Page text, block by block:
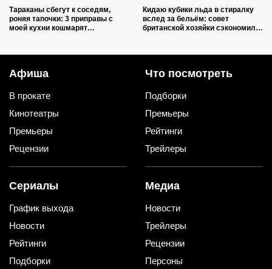
Тараканы сбегут к соседям,
роняя тапочки: 3 приправы с
моей кухни кошмарят
Кидаю кубики льда в стиралку
вслед за бельём: совет
британской хозяйки сэкономил
Афиша
В прокате
Кинотеатры
Премьеры
Рецензии
Что посмотреть
Подборки
Премьеры
Рейтинги
Трейлеры
Сериалы
График выхода
Новости
Рейтинги
Подборки
Медиа
Новости
Трейлеры
Рецензии
Персоны